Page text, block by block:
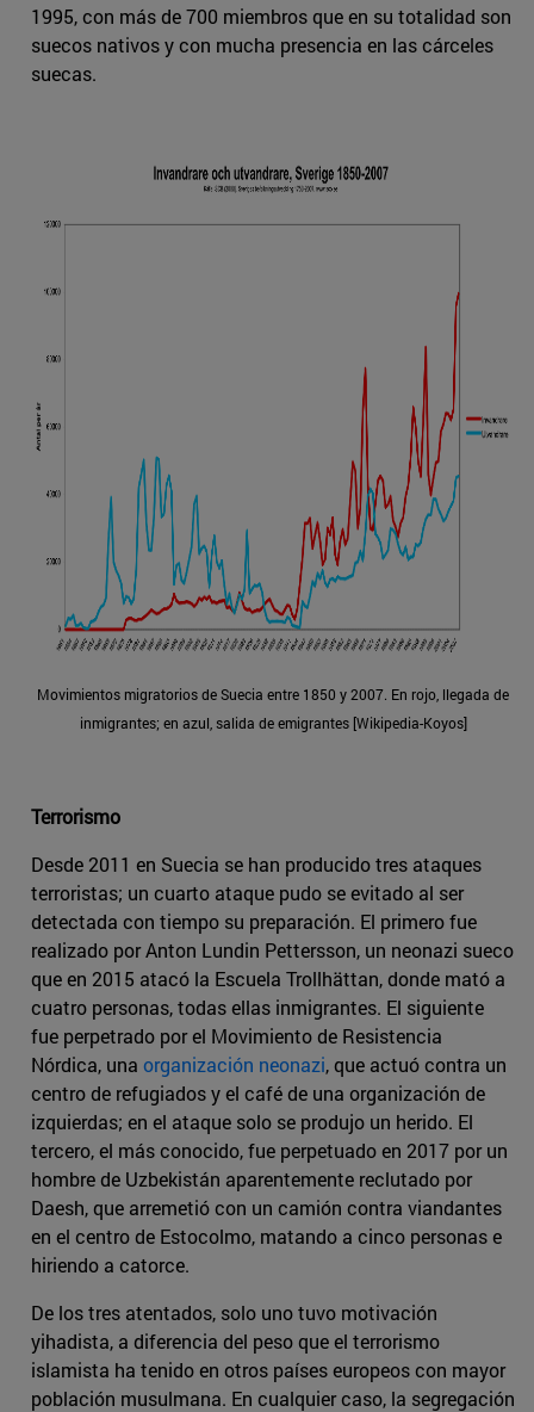
1995, con más de 700 miembros que en su totalidad son
suecos nativos y con mucha presencia en las cárceles
suecas.
Movimientos migratorios de Suecia entre 1850 y 2007. En rojo, llegada de
inmigrantes; en azul, salida de emigrantes [Wikipedia-Koyos]
Terrorismo
Desde 2011 en Suecia se han producido tres ataques
terroristas; un cuarto ataque pudo se evitado al ser
detectada con tiempo su preparación. El primero fue
realizado por Anton Lundin Pettersson, un neonazi sueco
que en 2015 atacó la Escuela Trollhättan, donde mató a
cuatro personas, todas ellas inmigrantes. El siguiente
fue perpetrado por el Movimiento de Resistencia
Nórdica, una organización neonazi, que actuó contra un
centro de refugiados y el café de una organización de
izquierdas; en el ataque solo se produjo un herido. El
tercero, el más conocido, fue perpetuado en 2017 por un
hombre de Uzbekistán aparentemente reclutado por
Daesh, que arremetió con un camión contra viandantes
en el centro de Estocolmo, matando a cinco personas e
hiriendo a catorce.
De los tres atentados, solo uno tuvo motivación
yihadista, a diferencia del peso que el terrorismo
islamista ha tenido en otros países europeos con mayor
población musulmana. En cualquier caso, la segregación